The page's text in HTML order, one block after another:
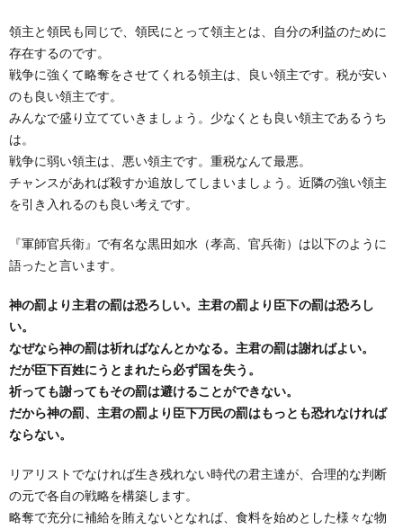
領主と領民も同じで、領民にとって領主とは、自分の利益のために
存在するのです。
戦争に強くて略奪をさせてくれる領主は、良い領主です。税が安い
のも良い領主です。
みんなで盛り立てていきましょう。少なくとも良い領主であるうち
は。
戦争に弱い領主は、悪い領主です。重税なんて最悪。
チャンスがあれば殺すか追放してしまいましょう。近隣の強い領主
を引き入れるのも良い考えです。
『軍師官兵衛』で有名な黒田如水（孝高、官兵衛）は以下のように
語ったと言います。
神の罰より主君の罰は恐ろしい。主君の罰より臣下の罰は恐ろし
い。
なぜなら神の罰は祈ればなんとかなる。主君の罰は謝ればよい。
だが臣下百姓にうとまれたら必ず国を失う。
祈っても謝ってもその罰は避けることができない。
だから神の罰、主君の罰より臣下万民の罰はもっとも恐れなければ
ならない。
リアリストでなければ生き残れない時代の君主達が、合理的な判断
の元で各自の戦略を構築します。
略奪で充分に補給を賄えないとなれば、食料を始めとした様々な物